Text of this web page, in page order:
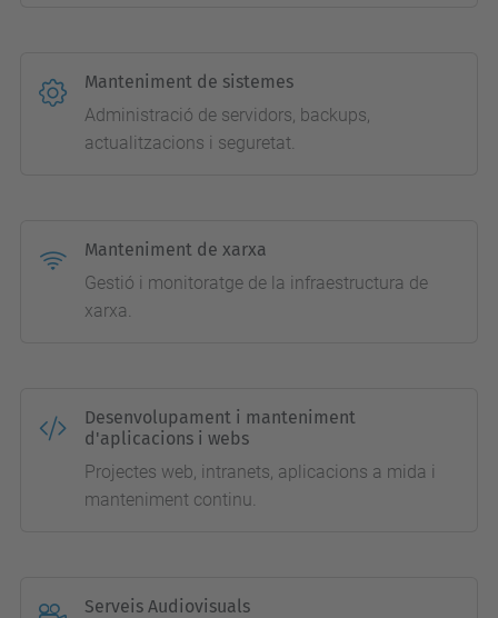
Manteniment de sistemes
Administració de servidors, backups,
actualitzacions i seguretat.
Manteniment de xarxa
Gestió i monitoratge de la infraestructura de
xarxa.
Desenvolupament i manteniment
d'aplicacions i webs
Projectes web, intranets, aplicacions a mida i
manteniment continu.
Serveis Audiovisuals